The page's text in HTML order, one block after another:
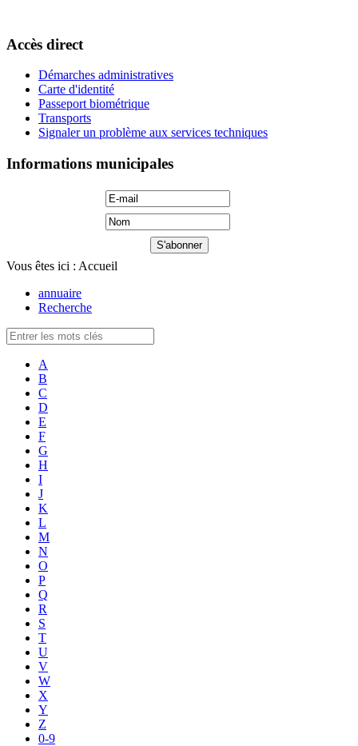
Accès direct
Démarches administratives
Carte d'identité
Passeport biométrique
Transports
Signaler un problème aux services techniques
Informations municipales
Vous êtes ici : Accueil
annuaire
Recherche
A
B
C
D
E
F
G
H
I
J
K
L
M
N
O
P
Q
R
S
T
U
V
W
X
Y
Z
0-9